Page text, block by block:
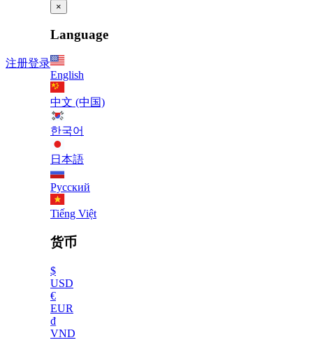
注册登录
×
Language
English
中文 (中国)
한국어
日本語
Русский
Tiếng Việt
货币
$
USD
€
EUR
₫
VND